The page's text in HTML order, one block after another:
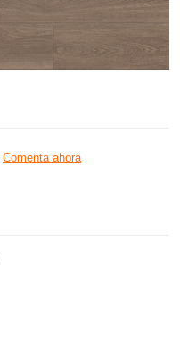
Comenta ahora